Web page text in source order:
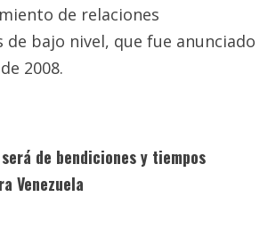
de relaciones
bajo nivel, que fue anunciado
2008.
de bendiciones y tiempos
Venezuela